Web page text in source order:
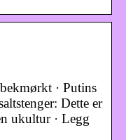
· Putins
Dette er
ukultur · Legg